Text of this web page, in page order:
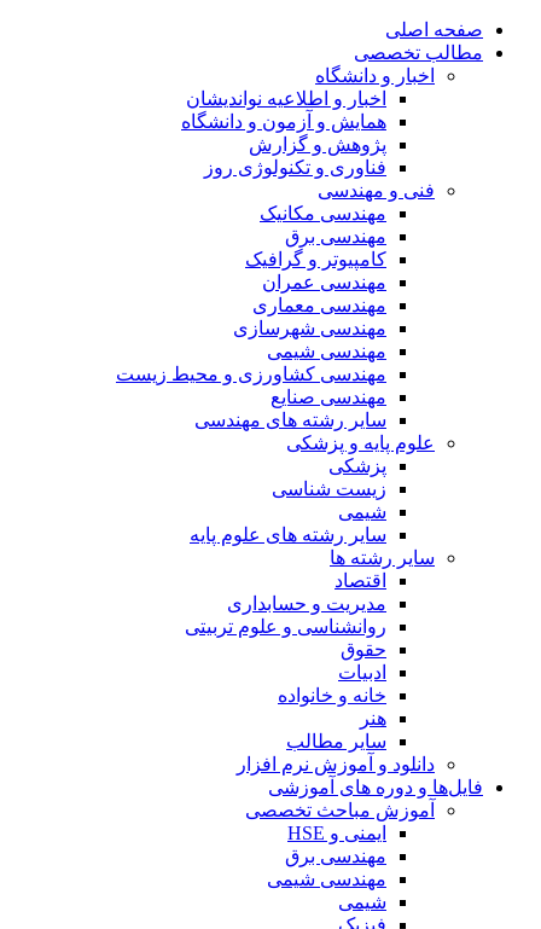
صفحه اصلی
مطالب تخصصی
اخبار و دانشگاه
اخبار و اطلاعیه نواندیشان
همایش و آزمون و دانشگاه
پژوهش و گزارش
فناوری و تکنولوژی روز
فنی و مهندسی
مهندسی مکانیک
مهندسی برق
کامپیوتر و گرافیک
مهندسی عمران
مهندسی معماری
مهندسی شهرسازی
مهندسی شیمی
مهندسی کشاورزی و محیط زیست
مهندسی صنایع
سایر رشته های مهندسی
علوم پایه و پزشکی
پزشکی
زیست شناسی
شیمی
سایر رشته های علوم پایه
سایر رشته ها
اقتصاد
مدیریت و حسابداری
روانشناسی و علوم تربیتی
حقوق
ادبیات
خانه و خانواده
هنر
سایر مطالب
دانلود و آموزش نرم افزار
فایل‌ها و دوره های آموزشی
آموزش مباحث تخصصی
ایمنی و HSE
مهندسی برق
مهندسی شیمی
شیمی
فیزیک